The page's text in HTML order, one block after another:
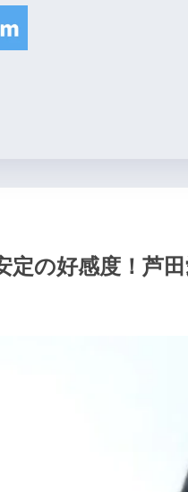
定の好感度！芦